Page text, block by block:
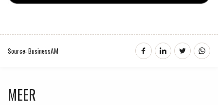
Source: BusinessAM
MEER